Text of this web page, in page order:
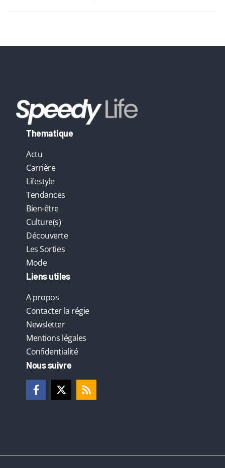
:
Thematique
Actu
Carrière
Lifestyle
Tendances
Bien-être
Culture(s)
Découverte
Les Sorties
Mode
Liens utiles
A propos
Contacter la régie
Newsletter
Mentions légales
Confidentialité
Nous suivre